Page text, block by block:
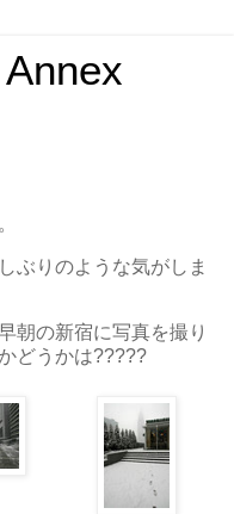
ぶりのような気がしま
朝の新宿に写真を撮り
どうかは?????